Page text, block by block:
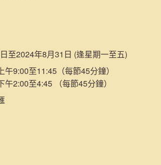
至2024年8月31日 (逢星期一至五)
午9:00至11:45（每節45分鐘）
午2:00至4:45 （每節45分鐘）